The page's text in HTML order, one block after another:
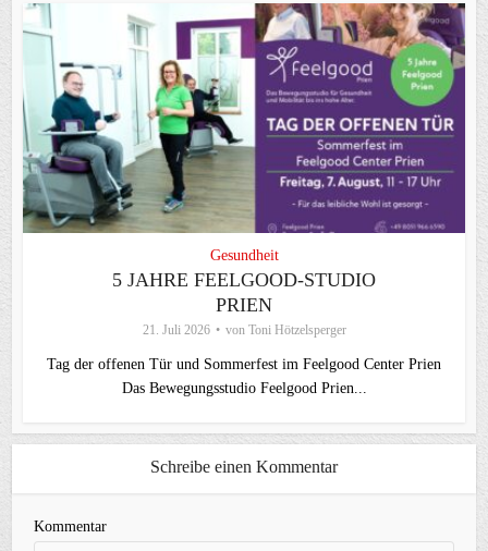
Gesundheit
5 JAHRE FEELGOOD-STUDIO
PRIEN
21. Juli 2026 von Toni Hötzelsperger
Tag der offenen Tür und Sommerfest im Feelgood Center Prien
Das Bewegungsstudio Feelgood Prien...
Schreibe einen Kommentar
Kommentar